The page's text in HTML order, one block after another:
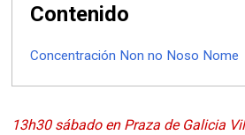
Contenido
Concentración Non no Noso Nome
13h30 sábado en Praza de Galicia